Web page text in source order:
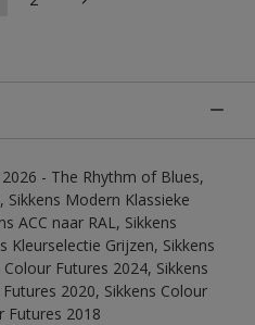
- The Rhythm of Blues,
Sikkens Modern Klassieke
ACC naar RAL, Sikkens
Kleurselectie Grijzen, Sikkens
Futures 2024, Sikkens
2020, Sikkens Colour
Futures 2018